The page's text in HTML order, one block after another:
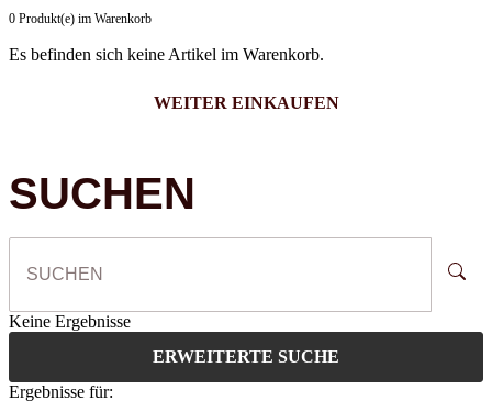
0 Produkt(e) im Warenkorb
Es befinden sich keine Artikel im Warenkorb.
WEITER EINKAUFEN
SUCHEN
Keine Ergebnisse
ERWEITERTE SUCHE
Ergebnisse für: